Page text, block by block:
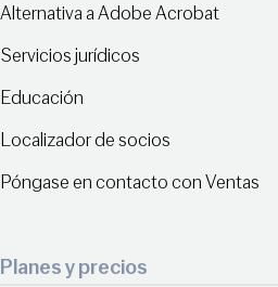
Alternativa a Adobe Acrobat
Servicios jurídicos
Educación
Localizador de socios
Póngase en contacto con Ventas
Planes y precios